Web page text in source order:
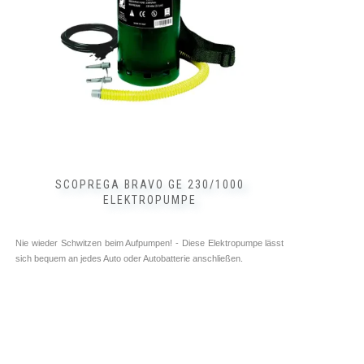
SCOPREGA BRAVO GE 230/1000
ELEKTROPUMPE
Nie wieder Schwitzen beim Aufpumpen! - Diese Elektropumpe lässt
sich bequem an jedes Auto oder Autobatterie anschließen.